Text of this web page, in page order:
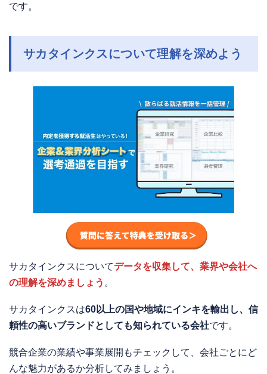
です。
サカタインクスについて理解を深めよう
サカタインクスについてデータを収集して、業界や会社へ
の理解を深めましょう 。
サカタインクスは60以上の国や地域にインキを輸出し、信
頼性の高いブランドとしても知られている会社です。
競合企業の業績や事業展開もチェックして、会社ごとにど
んな魅力があるか分析してみましょう。